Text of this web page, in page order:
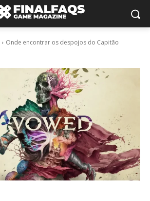
Onde encontrar os despojos do Capitão